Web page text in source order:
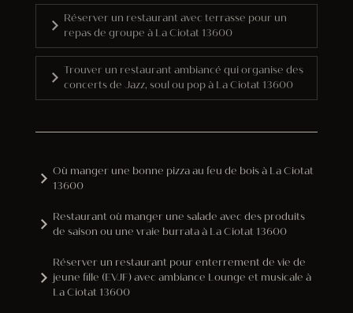
Réserver un restaurant avec terrasse pour un
repas de groupe à La Ciotat 13600
Trouver un restaurant ambiancé qui organise des
concerts de Jazz, soul ou pop à La Ciotat 13600
Où manger une bonne pizza au feu de bois à La Ciotat
13600
Restaurant où manger une salade avec des produits
de saison ou une vraie burrata à La Ciotat 13600
Réserver un restaurant pour enterrement de vie de
jeune fille (EVJF) avec ambiance Lounge et musicale à
La Ciotat 13600